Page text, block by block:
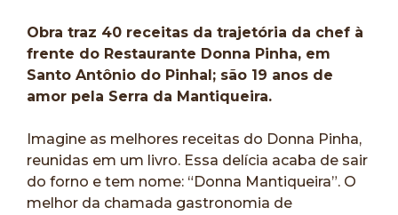
Obra traz 40 receitas da trajetória da chef à
frente do Restaurante Donna Pinha, em
Santo Antônio do Pinhal; são 19 anos de
amor pela Serra da Mantiqueira.
Imagine as melhores receitas do Donna Pinha,
reunidas em um livro. Essa delícia acaba de sair
do forno e tem nome: “Donna Mantiqueira”. O
melhor da chamada gastronomia de